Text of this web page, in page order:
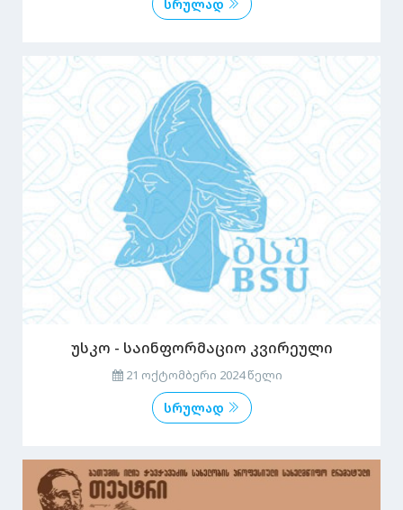
სრულად
უსკო - საინფორმაციო კვირეული
21 ოქტომბერი 2024 წელი
სრულად